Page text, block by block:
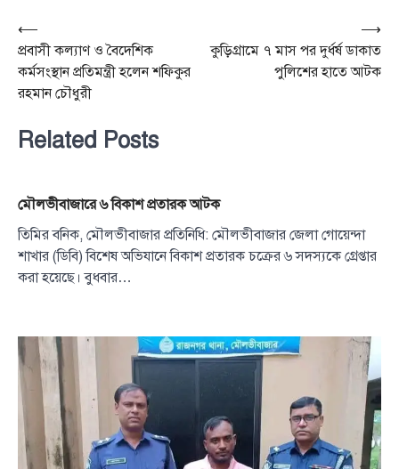
Post
navigation
⟵
প্রবাসী কল্যাণ ও বৈদেশিক
কর্মসংস্থান প্রতিমন্ত্রী হলেন শফিকুর
রহমান চৌধুরী
কুড়িগ্রামে ৭ মাস পর দুর্ধর্ষ ডাকাত
পুলিশের হাতে আটক
⟶
Related Posts
মৌলভীবাজারে ৬ বিকাশ প্রতারক আটক
তিমির বনিক, মৌলভীবাজার প্রতিনিধি: মৌলভীবাজার জেলা গোয়েন্দা
শাখার (ডিবি) বিশেষ অভিযানে বিকাশ প্রতারক চক্রের ৬ সদস্যকে গ্রেপ্তার
করা হয়েছে। বুধবার…